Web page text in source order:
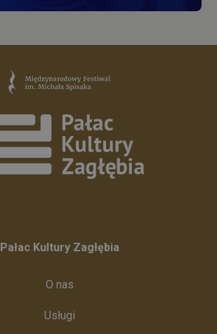
Pałac Kultury Zagłębia
O nas
Usługi